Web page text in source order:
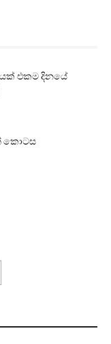
එකම දිනයේ
කොටස